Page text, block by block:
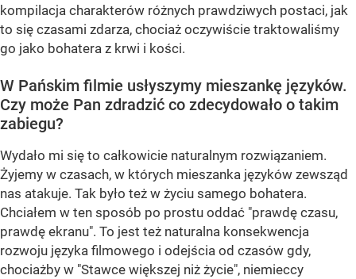
kompilacja charakterów różnych prawdziwych postaci, jak
to się czasami zdarza, chociaż oczywiście traktowaliśmy
go jako bohatera z krwi i kości.
W Pańskim filmie usłyszymy mieszankę języków.
Czy może Pan zdradzić co zdecydowało o takim
zabiegu?
Wydało mi się to całkowicie naturalnym rozwiązaniem.
Żyjemy w czasach, w których mieszanka języków zewsząd
nas atakuje. Tak było też w życiu samego bohatera.
Chciałem w ten sposób po prostu oddać "prawdę czasu,
prawdę ekranu". To jest też naturalna konsekwencja
rozwoju języka filmowego i odejścia od czasów gdy,
chociażby w "Stawce większej niż życie", niemieccy